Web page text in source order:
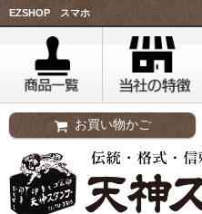
EZSHOP スマホ
お買い物かご